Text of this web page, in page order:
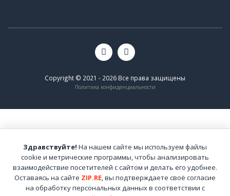
Copyright © 2021 - 2026 Все права защищены
Политика конфиденциальности
Здравствуйте! На нашем сайте мы используем файлы
cookie и метрические программы, чтобы анализировать
взаимодействие посетителей с сайтом и делать его удобнее.
Оставаясь на сайте ZIP.RE, вы подтверждаете своё согласие
на обработку персональных данных в соответствии с